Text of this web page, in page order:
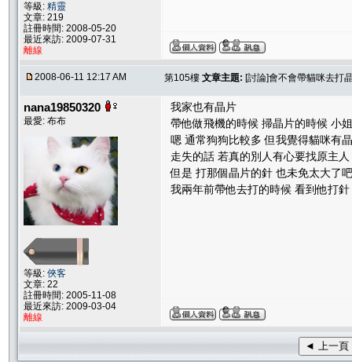
等級: 精靈
文章: 219
註冊時間: 2008-05-20
最近來訪: 2009-07-31
離線
2008-06-11 12:17 AM 第105樓 文章主題: [討論]會不會帶貓咪去打
nana19850320
最愛: 布布
等級: 俠客
文章: 22
註冊時間: 2005-11-08
最近來訪: 2009-03-04
離線
我家也有晶片
帶他做飛機的時候 掃晶片的時候 小
嗯 通常狗狗比較多 但我覺得貓咪有
走失的話 若真的別人有心要找原主
但是 打那個晶片的針 也未免太大了
我兩年前帶他去打的時候 看到他打
◄ 上一頁